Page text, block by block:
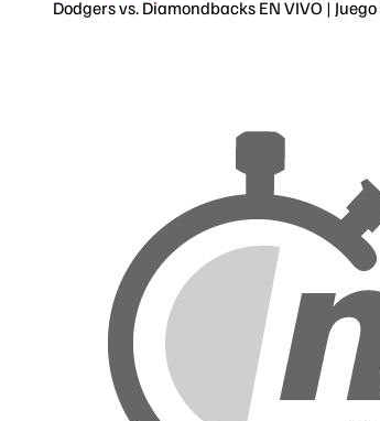
Dodgers vs. Diamondbacks EN VIVO |